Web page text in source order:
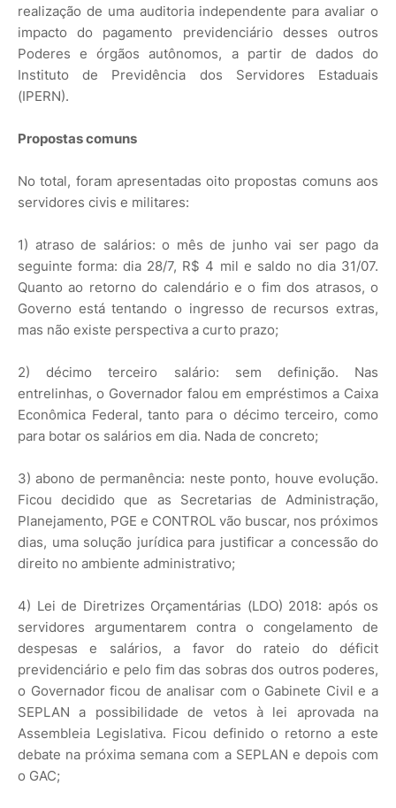
realização de uma auditoria independente para avaliar o
impacto do pagamento previdenciário desses outros
Poderes e órgãos autônomos, a partir de dados do
Instituto de Previdência dos Servidores Estaduais
(IPERN).
Propostas comuns
No total, foram apresentadas oito propostas comuns aos
servidores civis e militares:
1) atraso de salários: o mês de junho vai ser pago da
seguinte forma: dia 28/7, R$ 4 mil e saldo no dia 31/07.
Quanto ao retorno do calendário e o fim dos atrasos, o
Governo está tentando o ingresso de recursos extras,
mas não existe perspectiva a curto prazo;
2) décimo terceiro salário: sem definição. Nas
entrelinhas, o Governador falou em empréstimos a Caixa
Econômica Federal, tanto para o décimo terceiro, como
para botar os salários em dia. Nada de concreto;
3) abono de permanência: neste ponto, houve evolução.
Ficou decidido que as Secretarias de Administração,
Planejamento, PGE e CONTROL vão buscar, nos próximos
dias, uma solução jurídica para justificar a concessão do
direito no ambiente administrativo;
4) Lei de Diretrizes Orçamentárias (LDO) 2018: após os
servidores argumentarem contra o congelamento de
despesas e salários, a favor do rateio do déficit
previdenciário e pelo fim das sobras dos outros poderes,
o Governador ficou de analisar com o Gabinete Civil e a
SEPLAN a possibilidade de vetos à lei aprovada na
Assembleia Legislativa. Ficou definido o retorno a este
debate na próxima semana com a SEPLAN e depois com
o GAC;